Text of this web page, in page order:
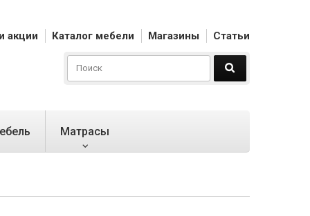
акции Каталог мебели Магазины Статьи
Матрасы